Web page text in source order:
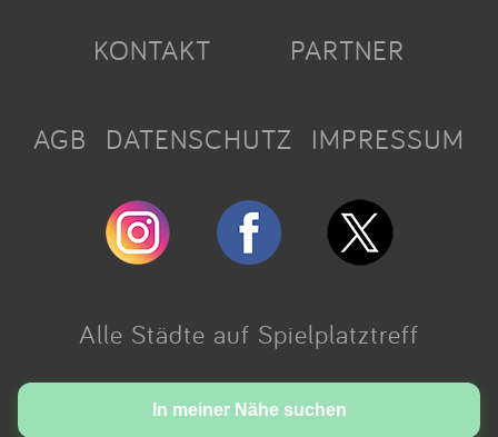
In meiner Nähe suchen
KONTAKT PARTNER
AGB DATENSCHUTZ IMPRESSUM
Alle Städte auf Spielplatztreff
Made with love in Cologne.